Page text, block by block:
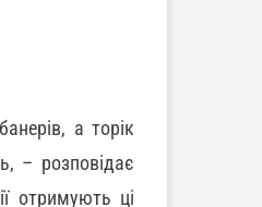
а торік
– розповідає
отримують ці